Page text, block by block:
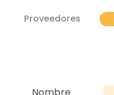
Proveedores